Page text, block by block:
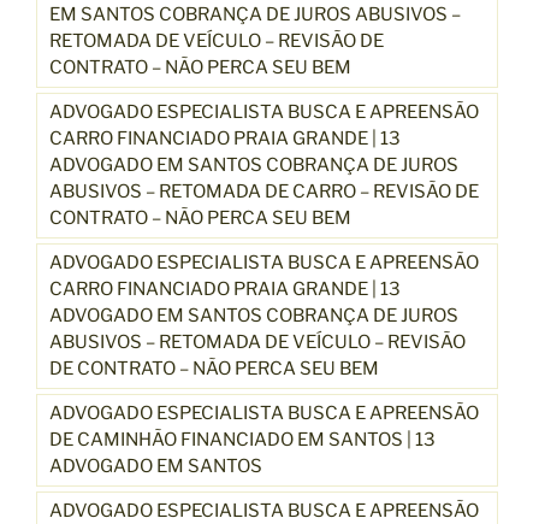
EM SANTOS COBRANÇA DE JUROS ABUSIVOS –
RETOMADA DE VEÍCULO – REVISÃO DE
CONTRATO – NÃO PERCA SEU BEM
ADVOGADO ESPECIALISTA BUSCA E APREENSÃO
CARRO FINANCIADO PRAIA GRANDE | 13
ADVOGADO EM SANTOS COBRANÇA DE JUROS
ABUSIVOS – RETOMADA DE CARRO – REVISÃO DE
CONTRATO – NÃO PERCA SEU BEM
ADVOGADO ESPECIALISTA BUSCA E APREENSÃO
CARRO FINANCIADO PRAIA GRANDE | 13
ADVOGADO EM SANTOS COBRANÇA DE JUROS
ABUSIVOS – RETOMADA DE VEÍCULO – REVISÃO
DE CONTRATO – NÃO PERCA SEU BEM
ADVOGADO ESPECIALISTA BUSCA E APREENSÃO
DE CAMINHÃO FINANCIADO EM SANTOS | 13
ADVOGADO EM SANTOS
ADVOGADO ESPECIALISTA BUSCA E APREENSÃO